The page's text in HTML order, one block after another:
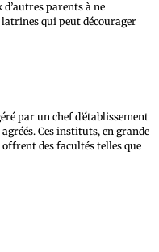
d’autres parents à ne
latrines qui peut décourager
par un chef d’établissement
Ces instituts, en grande
des facultés telles que